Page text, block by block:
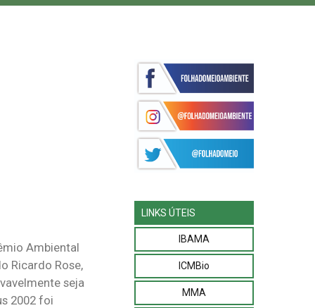
Ambiental
Ricardo Rose,
seja
2002 foi
LINKS ÚTEIS
IBAMA
ICMBio
MMA